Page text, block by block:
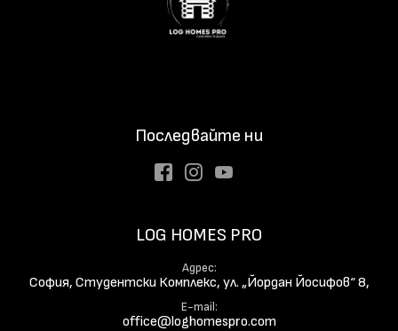
LOG HOMES PRO
Адрес
София, Студентски Комплекс, ул. „Йордан Йосифов“ 8,
E-mail
office@loghomespro.com
Последвайте ни
FacebookInstagram